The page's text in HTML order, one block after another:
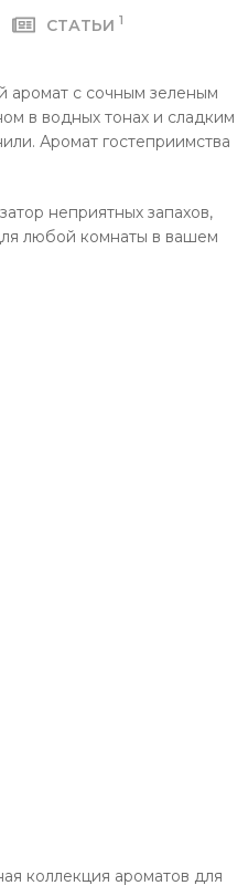
СТАТЬИ 1
аромат с сочным зеленым
в водных тонах и сладким
Аромат гостеприимства
неприятных запахов,
любой комнаты в вашем
коллекция ароматов для